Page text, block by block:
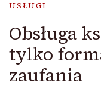
USŁUGI
Obsługa
tylko
zaufania